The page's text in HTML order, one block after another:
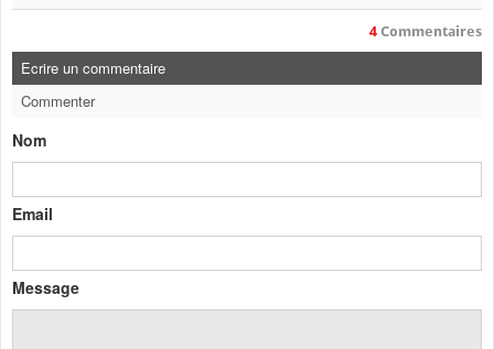
4 Commentaires
Ecrire un commentaire
Commenter
Nom
Email
Message